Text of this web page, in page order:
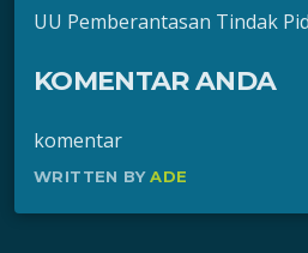
UU Pemberantasan Tindak
KOMENTAR ANDA
komentar
WRITTEN BYADE